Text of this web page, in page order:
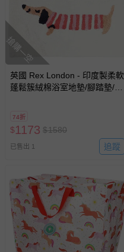
搶購一空
英國 Rex London - 印度製柔軟
蓬鬆簇絨棉浴室地墊/腳踏墊/吸
74折
$1173 $1580
已售出 1 追蹤